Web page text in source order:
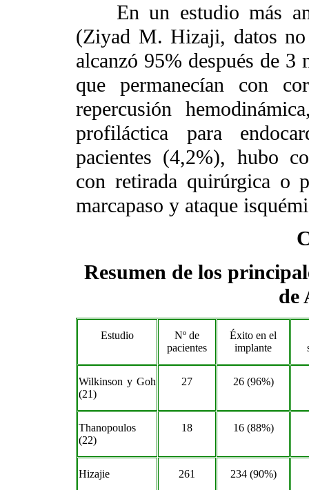
En un estudio más
(Ziyad M. Hizaji, datos
alcanzó 95% después de 3
que permanecían con
repercusión
profiláctica para
pacientes (4,2%), hubo
con retirada quirúrgica o
marcapaso y ataque
Resumen de los
de
Estudio
Nº de
pacientes
Éxito en el
implante
Wilkinson y Goh
(21)
27 26 (96%)
Thanopoulos
(22)
18 16 (88%)
Hizajie 261 234 (90%)